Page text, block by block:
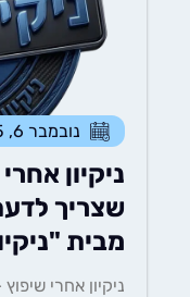
נובמבר 6, 2025
ניקיון אחרי
שצריך לדעת –
מבית "ניקיון
ניקיון אחרי שיפוץ – כל